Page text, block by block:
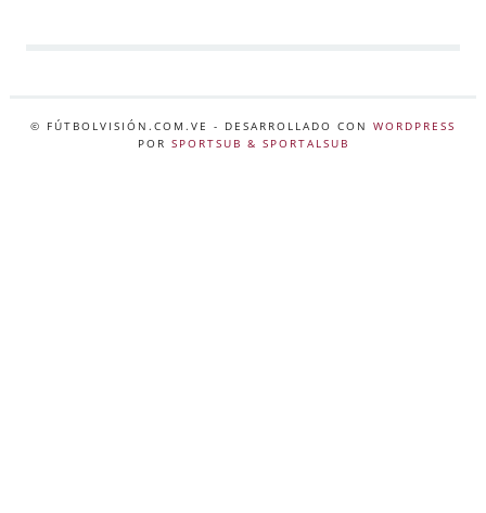
© FÚTBOLVISIÓN.COM.VE - DESARROLLADO CON WORDPRESS
POR SPORTSUB & SPORTALSUB